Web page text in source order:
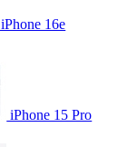
iPhone 16e
iPhone 15 Pro